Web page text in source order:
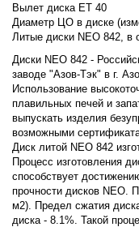
Вылет диска ET 40
Диаметр ЦО в диске
Литые диски NEO 842, в
Диски NEO 842 -
заводе "Азов-Тэк" в г.
Использование
плавильных печей и
выпускать изделия
возможными
Диск литой NEO 842
Процесс изготовления
способствует
прочности дисков NEO.
м2). Предел сжатия
диска - 8.1%. Такой